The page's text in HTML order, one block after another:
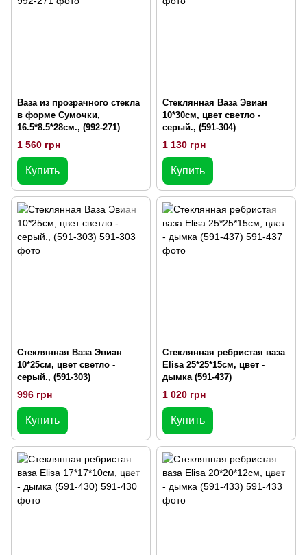
Ваза из прозрачного стекла
в форме Сумочки,
16.5*8.5*28см., (992-271)
1 560 грн
Купить
Стеклянная Ваза Эвиан
10*30см, цвет светло -
серый., (591-304)
1 130 грн
Купить
Стеклянная Ваза Эвиан
10*25см, цвет светло -
серый., (591-303)
996 грн
Купить
Стеклянная ребристая ваза
Elisa 25*25*15см, цвет -
дымка (591-437)
1 020 грн
Купить